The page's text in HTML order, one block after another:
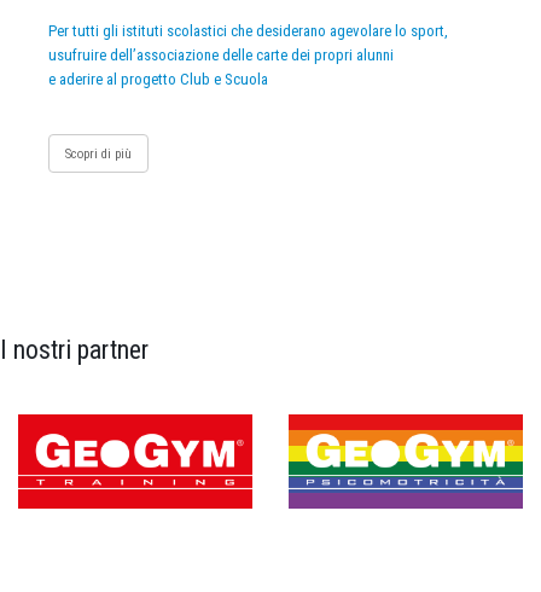
Per tutti gli istituti scolastici che desiderano agevolare lo sport,
usufruire dell’associazione delle carte dei propri alunni
e aderire al progetto Club e Scuola
Scopri di più
I nostri partner